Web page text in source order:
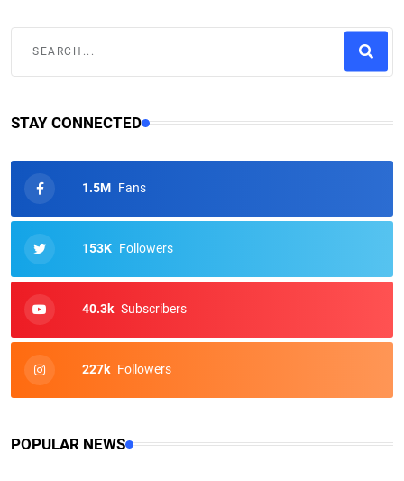
STAY CONNECTED
1.5M Fans
153K Followers
40.3k Subscribers
227k Followers
POPULAR NEWS